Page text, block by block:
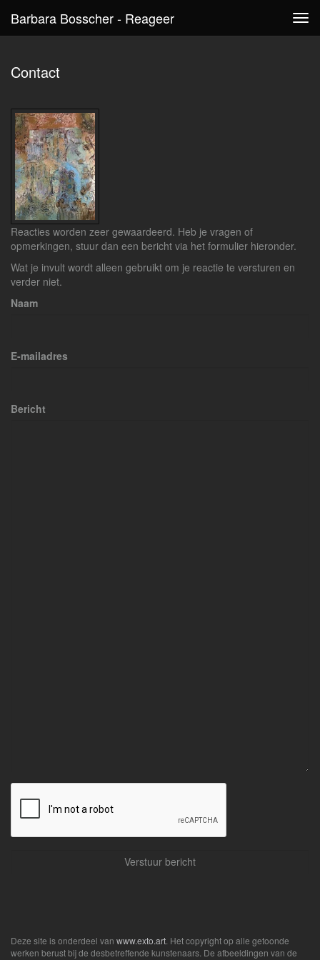
Barbara Bosscher - Reageer
Contact
Reacties worden zeer gewaardeerd. Heb je vragen of
opmerkingen, stuur dan een bericht via het formulier hieronder.
Wat je invult wordt alleen gebruikt om je reactie te versturen en
verder niet.
Naam
E-mailadres
Bericht
Deze site is onderdeel van www.exto.art . Het copyright op alle getoonde
werken berust bij de desbetreffende kunstenaars. De afbeeldingen van de